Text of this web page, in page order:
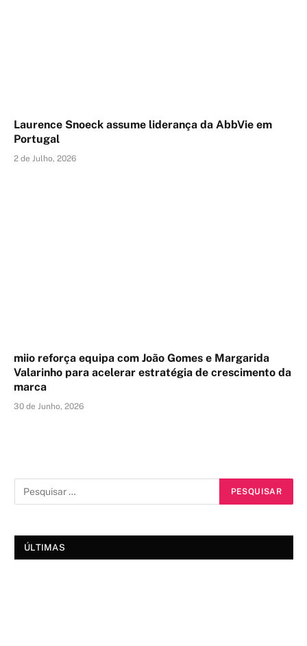
Laurence Snoeck assume liderança da AbbVie em
Portugal
2 de Julho, 2026
miio reforça equipa com João Gomes e Margarida
Valarinho para acelerar estratégia de crescimento da
marca
30 de Junho, 2026
ÚLTIMAS